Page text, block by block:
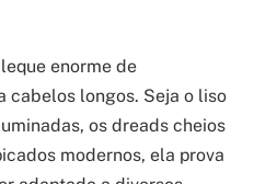
enorme de
cabelos longos. Seja o liso
os dreads cheios
modernos, ela prova